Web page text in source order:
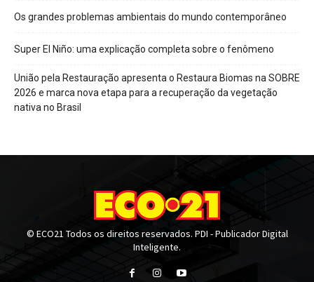
Os grandes problemas ambientais do mundo contemporâneo
Super El Niño: uma explicação completa sobre o fenômeno
União pela Restauração apresenta o Restaura Biomas na SOBRE
2026 e marca nova etapa para a recuperação da vegetação
nativa no Brasil
© ECO21 Todos os direitos reservados. PDI - Publicador Digital
Inteligente.